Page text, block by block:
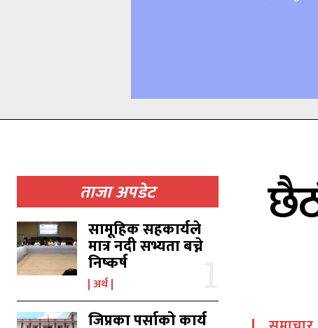
ताजा अपडेट
सामूहिक सहकार्यले
मात्र नदी सभ्यता बच्ने
निष्कर्ष
अर्थ
जिप्रका पर्साको कार्य